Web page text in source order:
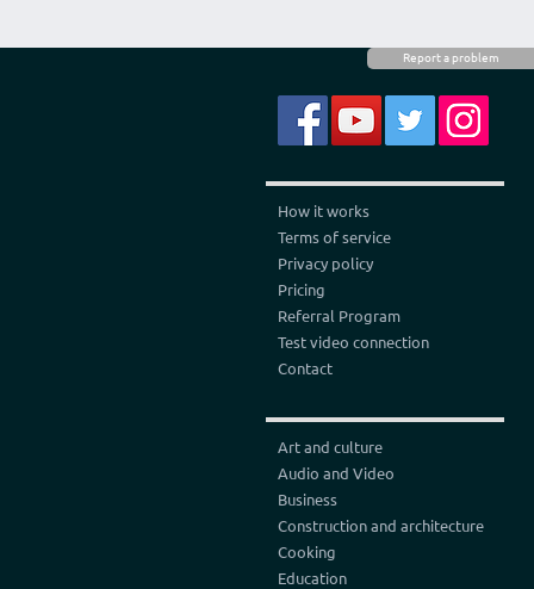
Report a problem
How it works
Terms of service
Privacy policy
Pricing
Referral Program
Test video connection
Contact
Art and culture
Audio and Video
Business
Construction and architecture
Cooking
Education